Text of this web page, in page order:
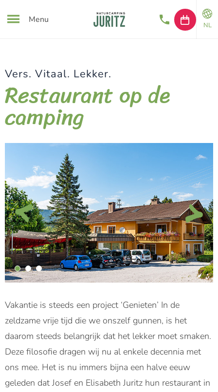
Menu
NL
Vers. Vitaal. Lekker.
Restaurant op de
camping
Vakantie is steeds een project ‘Genieten’ In de
zeldzame vrije tijd die we onszelf gunnen, is het
daarom steeds belangrijk dat het lekker moet smaken.
Deze filosofie dragen wij nu al enkele decennia met
ons mee. Het is nu immers bijna een halve eeuw
geleden dat Josef en Elisabeth Juritz hun restaurant in